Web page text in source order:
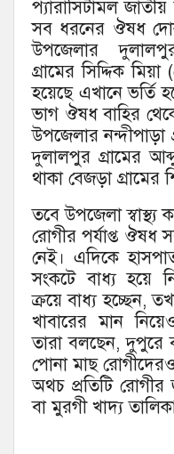
প্যারাসিটামল
সব ধরনের ঔষধ
উপজেলার
গ্রামের সিদ্দিক
হয়েছে এখানে ভর্তি
ভাগ ঔষধ বাহির
উপজেলার
দুলালপুর গ্রামের
থাকা বেজড়া গ্রামের
তবে উপজেলা স্বাস্থ্য
রোগীর পর্যাপ্ত ঔষধ
নেই। এদিকে
সংকটে বাধ্য হয়ে
ক্রয়ে বাধ্য হচ্ছেন,
খাবারের মান
তারা বলছেন, দুপুরে
পোনা মাছ
অথচ প্রতিটি রোগীর
বা মুরগী খাদ্য